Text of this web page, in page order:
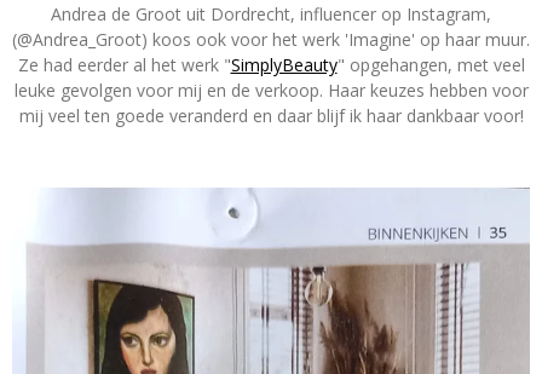
Andrea de Groot uit Dordrecht, influencer op Instagram,
(@Andrea_Groot) koos ook voor het werk 'Imagine' op haar muur.
Ze had eerder al het werk "SimplyBeauty" opgehangen, met veel
leuke gevolgen voor mij en de verkoop. Haar keuzes hebben voor
mij veel ten goede veranderd en daar blijf ik haar dankbaar voor!